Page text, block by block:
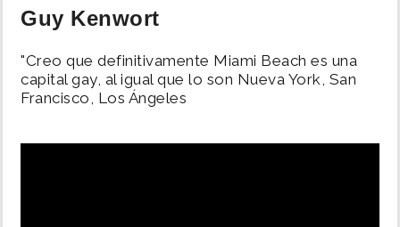
POLÍTICA
Guy Kenwort
"Creo que definitivamente Miami Beach es una
capital gay, al igual que lo son Nueva York, San
Francisco, Los Ángeles